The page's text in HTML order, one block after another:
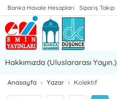
Banka Havale Hesapları Sipariş Takip
Hakkımızda (Uluslararası Yayın.)
Anasayfa Yazar Kolektif